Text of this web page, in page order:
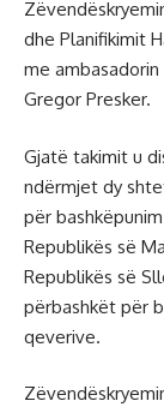
dhe Planifikimit
me ambasadorin
Gregor Presker.
Gjatë takimit u
ndërmjet dy
për
Republikës së
Republikës së
përbashkët për
qeverive.